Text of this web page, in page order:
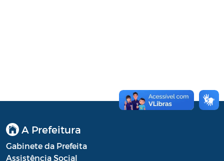
Conselho Municipal do Desenvolvimento
Sustentável Rural e Pesqueiro de
A Prefeitura
Gabinete da Prefeita
Assistência Social